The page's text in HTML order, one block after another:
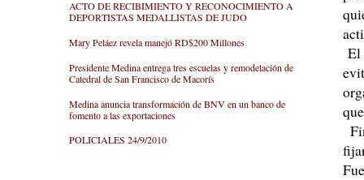
El
ACTO DE RECIBIMIENTO Y RECONOCIMIENTO A
DEPORTISTAS MEDALLISTAS DE JUDO
Mary Peláez revela manejó RD$200 Millones
Presidente Medina entrega tres escuelas y remodelación de
Catedral de San Francisco de Macorís
Medina anuncia transformación de BNV en un banco de
fomento a las exportaciones
POLICIALES 24/9/2010